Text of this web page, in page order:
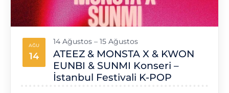
AĞU
14
ATEEZ & MONSTA X & KWON
EUNBI & SUNMI Konseri –
İstanbul Festivali K-POP
14 Ağustos – 15 Ağustos